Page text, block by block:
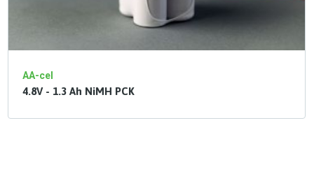
AA-cel
4.8V - 1.3 Ah NiMH PCK